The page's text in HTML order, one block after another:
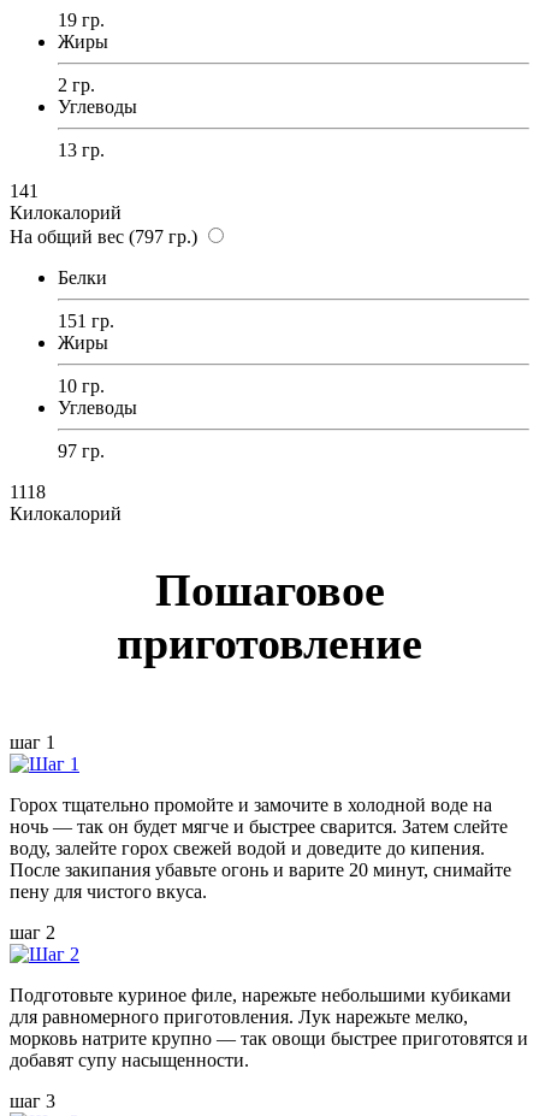
19 гр.
Жиры
2 гр.
Углеводы
13 гр.
141
Килокалорий
На общий вес (797 гр.)
Белки
151 гр.
Жиры
10 гр.
Углеводы
97 гр.
1118
Килокалорий
Пошаговое
приготовление
шаг 1
Горох тщательно промойте и замочите в холодной воде на
ночь — так он будет мягче и быстрее сварится. Затем слейте
воду, залейте горох свежей водой и доведите до кипения.
После закипания убавьте огонь и варите 20 минут, снимайте
пену для чистого вкуса.
шаг 2
Подготовьте куриное филе, нарежьте небольшими кубиками
для равномерного приготовления. Лук нарежьте мелко,
морковь натрите крупно — так овощи быстрее приготовятся и
добавят супу насыщенности.
шаг 3